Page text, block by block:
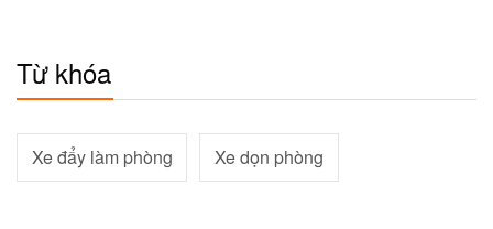
Từ khóa
Xe đẩy làm phòng Xe dọn phòng